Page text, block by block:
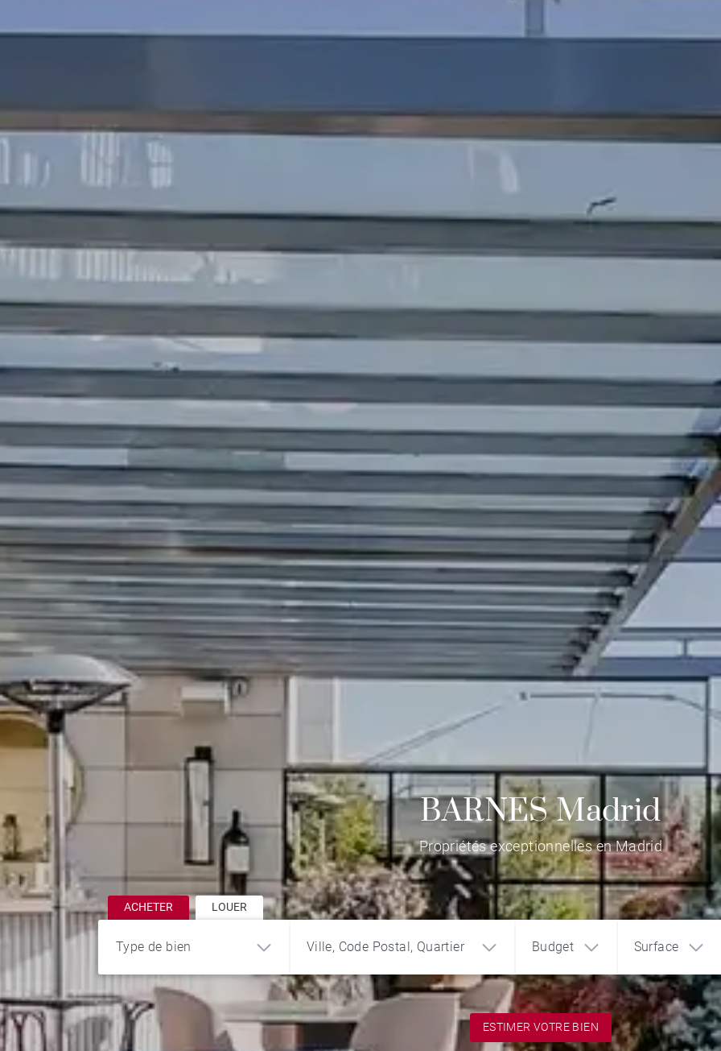
BARNES Madrid
Propriétés exceptionnelles en Madrid
ACHETER LOUER
Type de bien Ville, Code Postal, Quartier Budget
€
Surface
1 2 3
ESTIMER VOTRE BIEN